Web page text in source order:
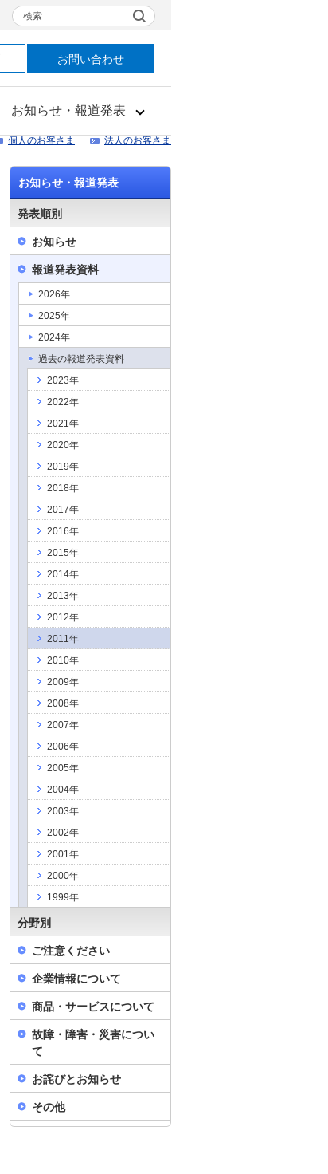
お知らせ・報道発表
検索
お問い合わせ
個人のお客さま 法人のお客さま
お知らせ・報道発表
発表順別
お知らせ
報道発表資料
2026年
2025年
2024年
過去の報道発表資料
2023年
2022年
2021年
2020年
2019年
2018年
2017年
2016年
2015年
2014年
2013年
2012年
2011年
2010年
2009年
2008年
2007年
2006年
2005年
2004年
2003年
2002年
2001年
2000年
1999年
分野別
ご注意ください
企業情報について
商品・サービスについて
故障・障害・災害につい
て
お詫びとお知らせ
その他